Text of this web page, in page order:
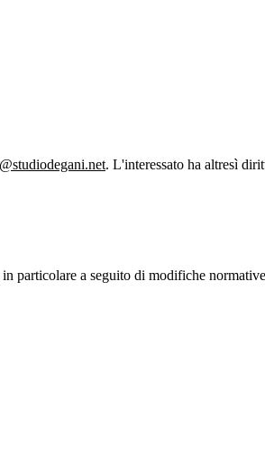
. L'interessato ha altresì
a seguito di modifiche